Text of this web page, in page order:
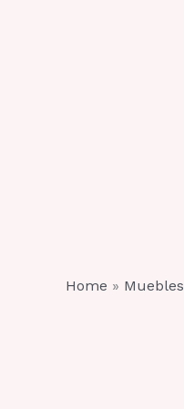
Home » Muebles